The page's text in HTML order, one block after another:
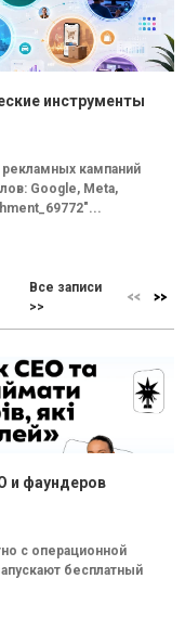
инструменты
кампаний
Google, Meta,
Все записи
>>
и фаундеров
с операционной
бесплатный